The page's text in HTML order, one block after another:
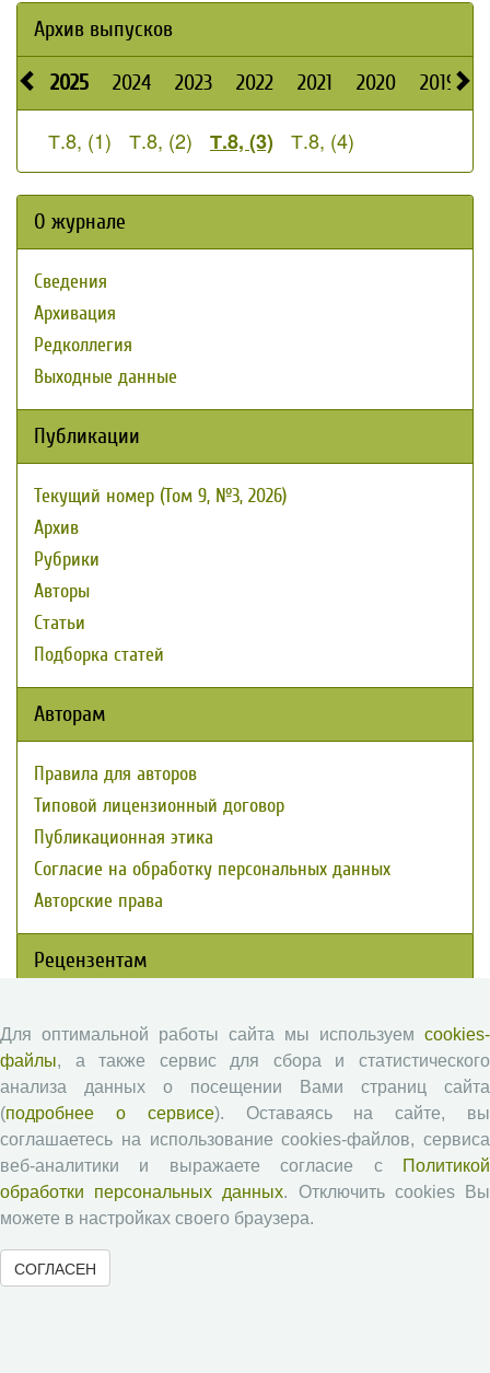
Архив выпусков
2025 2024 2023 2022 2021 2020 2019
Т.8, (1) Т.8, (2) Т.8, (3) Т.8, (4)
О журнале
Сведения
Архивация
Редколлегия
Выходные данные
Публикации
Текущий номер (Том 9, №3, 2026)
Архив
Рубрики
Авторы
Статьи
Подборка статей
Авторам
Правила для авторов
Типовой лицензионный договор
Публикационная этика
Согласие на обработку персональных данных
Авторские права
Рецензентам
Положение о рецензировании
Форма рецензии
Журналы ВолНЦ РАН
Экономические и социальные перемены
Проблемы развития территории
Вопросы территориального развития
Для оптимальной работы сайта мы используем cookies-
файлы, а также сервис для сбора и статистического
анализа данных о посещении Вами страниц сайта
(подробнее о сервисе). Оставаясь на сайте, вы
соглашаетесь на использование cookies-файлов, сервиса
веб-аналитики и выражаете согласие с
Политикой
обработки персональных данных. Отключить cookies Вы
можете в настройках своего браузера.
СОГЛАСЕН